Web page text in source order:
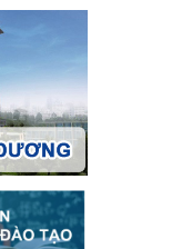
giao thông cho nụ
viên trung học
thông cho nụ cười
học năm học
tiền mặt các
2024 và các năm